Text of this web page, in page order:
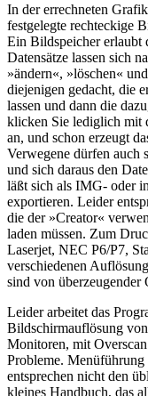
In der errechneten
festgelegte rechteckige
Ein Bildspeicher erlaubt
Datensätze lassen sich
»ändern«, »löschen«
diejenigen gedacht, die
lassen und dann die
klicken Sie lediglich mit
an, und schon erzeugt
Verwegene dürfen auch
und sich daraus den
läßt sich als IMG- oder
exportieren. Leider
die der »Creator«
laden müssen. Zum
Laserjet, NEC P6/P7,
verschiedenen
sind von überzeugender
Leider arbeitet das
Bildschirmauflösung
Monitoren, mit
Probleme.
entsprechen nicht den
kleines Handbuch, das